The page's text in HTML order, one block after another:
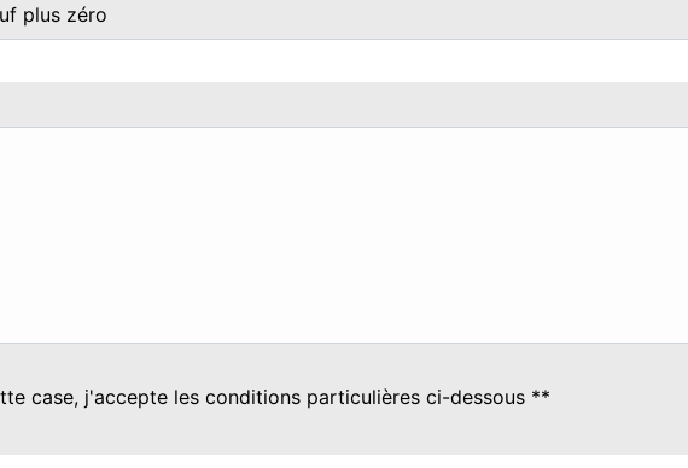
plus zéro
case, j'accepte les conditions particulières ci-dessous **